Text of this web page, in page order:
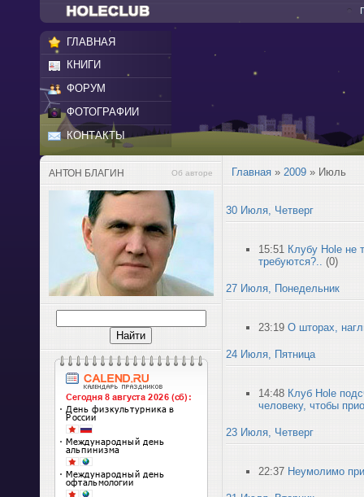
ГЛАВНАЯ
КНИГИ
ФОРУМ
ФОТОГРАФИИ
КОНТАКТЫ
АНТОН БЛАГИН Об авторе Главная » 2009 » Июль
30 Июля, Четверг
15:51 Клубу Hole не
требуются?..
(0)
27 Июля, Понедельник
23:19 О шторах,
24 Июля, Пятница
14:48 Клуб Hole
человеку, чтобы
23 Июля, Четверг
22:37 Неумолимо